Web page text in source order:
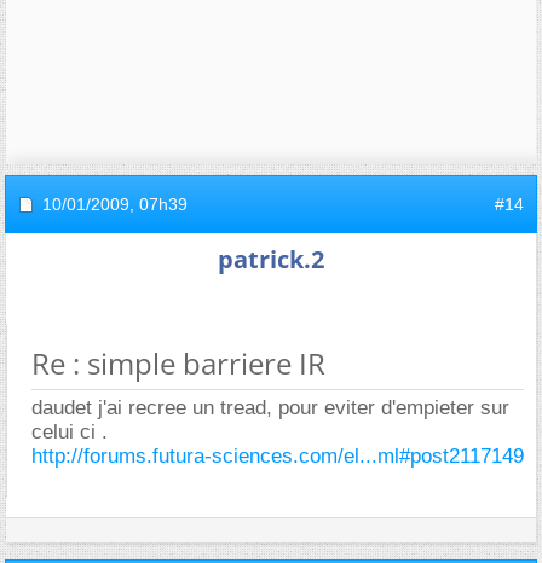
10/01/2009, 07h39 #14
patrick.2
Re : simple barriere IR
daudet j'ai recree un tread, pour eviter d'empieter sur
celui ci .
http://forums.futura-sciences.com/el...ml#post2117149